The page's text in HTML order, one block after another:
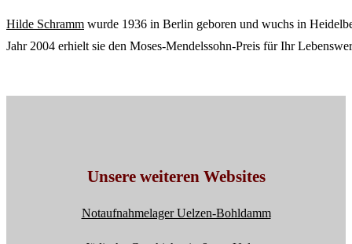
Hilde Schramm wurde 1936 in Berlin geboren und wuchs in
Jahr 2004 erhielt sie den Moses-Mendelssohn-Preis für Ihr
Unsere weiteren Websites
Notaufnahmelager Uelzen-Bohldamm